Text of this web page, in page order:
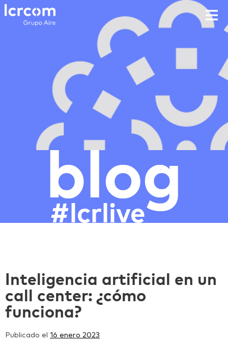
Inteligencia artificial en un
call center: ¿cómo
funciona?
Publicado el 16 enero 2023